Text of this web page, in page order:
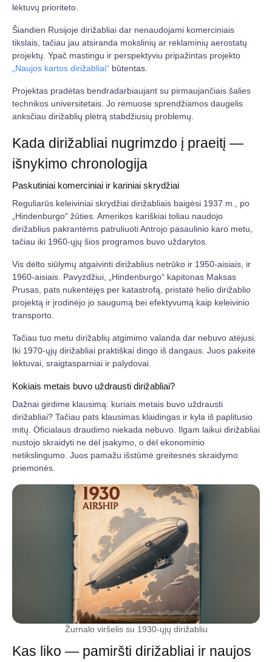
lėktuvų prioriteto.
Šiandien Rusijoje dirižabliai dar nenaudojami komerciniais
tikslais, tačiau jau atsiranda mokslinių ar reklaminių aerostatų
projektų. Ypač mastingu ir perspektyviu pripažintas projekto
„Naujos kartos dirižabliai“ būtentas.
Projektas pradėtas bendradarbiaujant su pirmaujančiais šalies
technikos universitetais. Jo rėmuose sprendžiamos daugelis
anksčiau dirižablių plėtrą stabdžiusių problemų.
Kada dirižabliai nugrimzdo į praeitį —
išnykimo chronologija
Paskutiniai komerciniai ir kariniai skrydžiai
Reguliarūs keleiviniai skrydžiai dirižabliais baigėsi 1937 m., po
„Hindenburgo“ žūties. Amerikos kariškiai toliau naudojo
dirižablius pakrantėms patruliuoti Antrojo pasaulinio karo metu,
tačiau iki 1960-ųjų šios programos buvo uždarytos.
Vis dėlto siūlymų atgaivinti dirižablius netrūko ir 1950-aisiais, ir
1960-aisiais. Pavyzdžiui, „Hindenburgo“ kapitonas Maksas
Prusas, pats nukentėjęs per katastrofą, pristatė helio dirižablio
projektą ir įrodinėjo jo saugumą bei efektyvumą kaip keleivinio
transporto.
Tačiau tuo metu dirižablių atgimimo valanda dar nebuvo atėjusi.
Iki 1970-ųjų dirižabliai praktiškai dingo iš dangaus. Juos pakeitė
lėktuvai, sraigtasparniai ir palydovai.
Kokiais metais buvo uždrausti dirižabliai?
Dažnai girdime klausimą: kuriais metais buvo uždrausti
dirižabliai? Tačiau pats klausimas klaidingas ir kyla iš paplitusio
mitų. Oficialaus draudimo niekada nebuvo. Ilgam laikui dirižabliai
nustojo skraidyti ne dėl įsakymo, o dėl ekonominio
netikslingumo. Juos pamažu išstūmė greitesnės skraidymo
priemonės.
Žurnalo viršelis su 1930-ųjų dirižabliu
Kas liko — pamiršti dirižabliai ir naujos